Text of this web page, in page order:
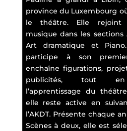
province du Luxembourg
le théâtre. Elle rejoint
musique dans les
Art dramatique et
participe à son
enchaîne figurations,
publicités, tout en
l’apprentissage du
elle reste active en
l’AKDT. Présente chaque
Scènes à deux, elle est